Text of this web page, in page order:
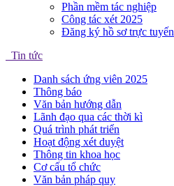
Phần mềm tác nghiệp
Công tác xét 2025
Đăng ký hồ sơ trực tuyến
Tin tức
Danh sách ứng viên 2025
Thông báo
Văn bản hướng dẫn
Lãnh đạo qua các thời kì
Quá trình phát triển
Hoạt động xét duyệt
Thông tin khoa học
Cơ cấu tổ chức
Văn bản pháp quy